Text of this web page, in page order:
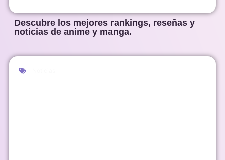
Descubre los mejores rankings, reseñas y
noticias de anime y manga.